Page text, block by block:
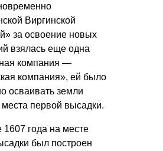
Виргинской
за освоение новых
взялась еще одна
компания —
компания», ей было
осваивать земли
первой высадки.
года на месте
был построен